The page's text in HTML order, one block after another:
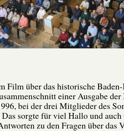
Film über das historische
einer Ausgabe
bei der drei Mitglieder des
sorgte für viel Hallo und
zu den Fragen über das